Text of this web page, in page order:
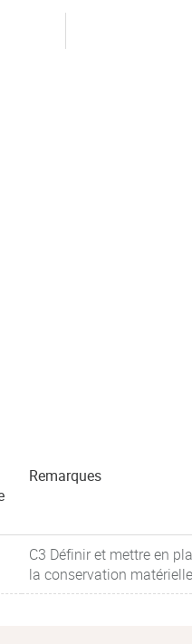
Remarques
C3 Définir et mettre en
la conservation